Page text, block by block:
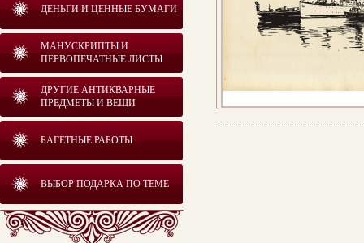
ДЕНЬГИ И ЦЕННЫЕ БУМАГИ
МАНУСКРИПТЫ И
ПЕРВОПЕЧАТНЫЕ ЛИСТЫ
ДРУГИЕ АНТИКВАРНЫЕ
ПРЕДМЕТЫ И ВЕЩИ
БАГЕТНЫЕ РАБОТЫ
ВЫБОР ПОДАРКА ПО ТЕМЕ